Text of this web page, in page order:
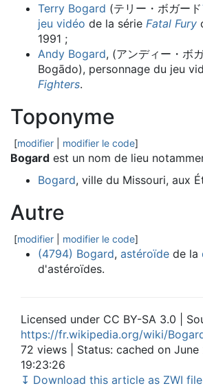
Terry Bogard (テリー・ボガード
jeu vidéo de la série Fatal Fury
1991 ;
Andy Bogard, (アンディー・ボ
Bogādo), personnage du jeu
Fighters.
Toponyme
[modifier modifier le code]
Bogard est un nom de lieu
Bogard, ville du Missouri, aux
Autre
[modifier modifier le code]
(4794) Bogard, astéroïde de la
d'astéroïdes.
Licensed under CC BY-SA 3.0 |
https://fr.wikipedia.org/wiki/
72 views | Status: cached on
19:23:26
↧ Download this article as ZWI file